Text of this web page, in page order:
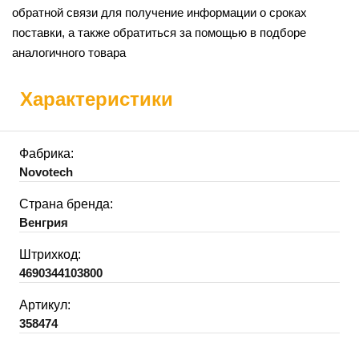
обратной связи для получение информации о сроках
поставки, а также обратиться за помощью в подборе
аналогичного товара
Характеристики
Фабрика:
Novotech
Страна бренда:
Венгрия
Штрихкод:
4690344103800
Артикул:
358474